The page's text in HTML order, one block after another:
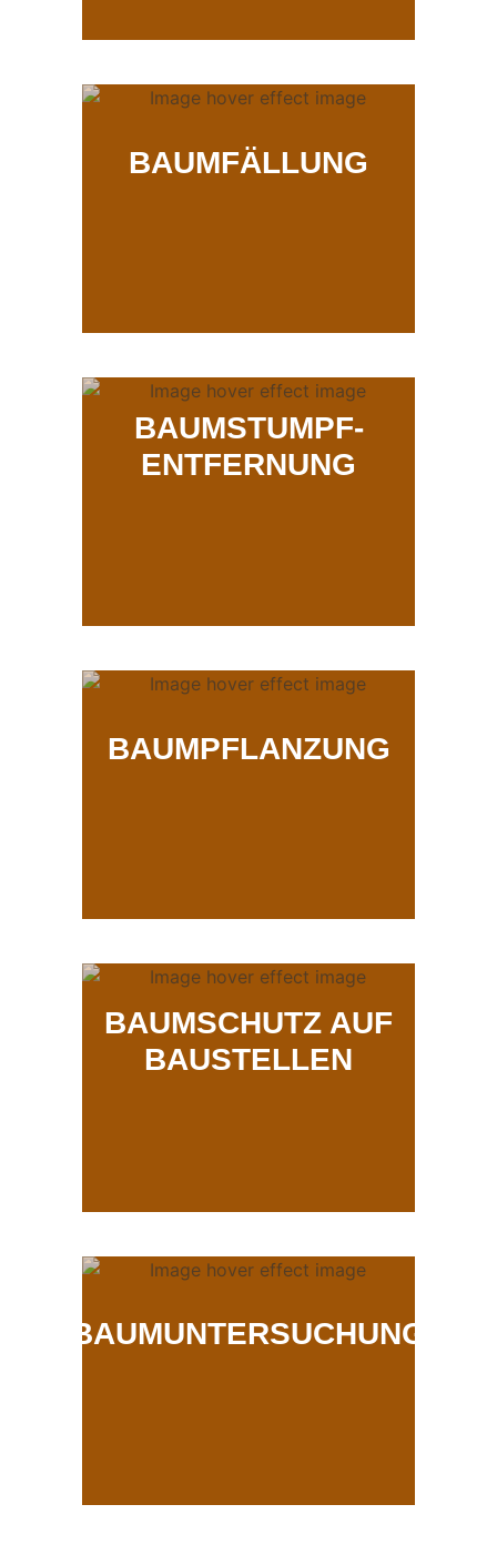
BAUMFÄLLUNG
BAUMSTUMPF-
ENTFERNUNG
BAUMPFLANZUNG
BAUMSCHUTZ AUF
BAUSTELLEN
BAUMUNTERSUCHUNG